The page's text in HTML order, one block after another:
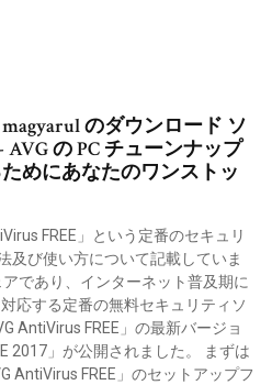
のダウンロード ソ
AVG の PC チューンナップ
めにあなたのワンストッ
FREE」という定番のセキュリ
及び使い方について記載していま
であり、インターネット普及期に
応する定番の無料セキュリティソ
AntiVirus FREE」の最新バージョ
2017」が公開されました。 まずは
AntiVirus FREE」のセットアップフ